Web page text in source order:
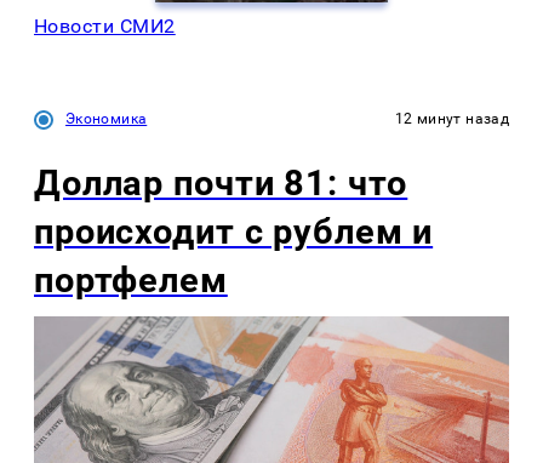
Новости СМИ2
Экономика 12 минут назад
Доллар почти 81: что
происходит с рублем и
портфелем